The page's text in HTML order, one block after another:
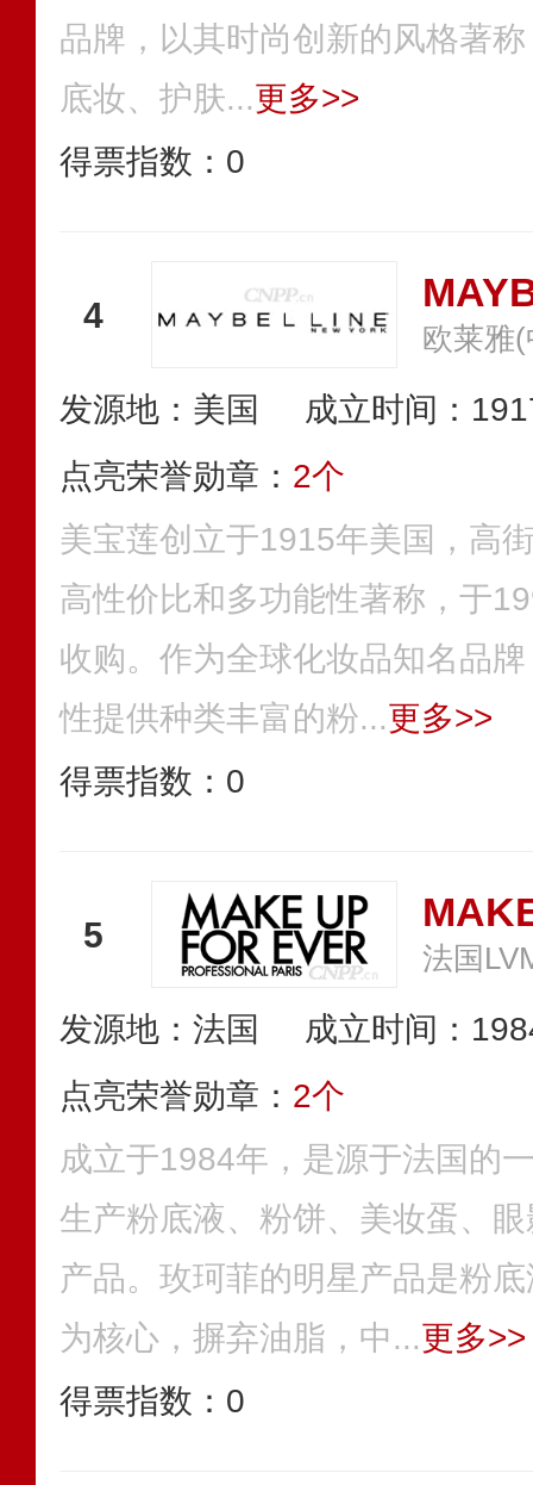
品牌，以其时尚创新的风格著
底妆、护肤...更多>>
得票指数： 0
4
欧莱雅
发源地：美国
成立时间：
点亮荣誉勋章： 2个
美宝莲创立于1915年美国，高
高性价比和多功能性著称，于
收购。作为全球化妆品知名品
性提供种类丰富的粉...更多>>
得票指数： 0
5
法国
发源地：法国
成立时间：
点亮荣誉勋章： 2个
成立于1984年，是源于法国的
生产粉底液、粉饼、美妆蛋、
产品。玫珂菲的明星产品是粉
为核心，摒弃油脂，中...更多>>
得票指数： 0